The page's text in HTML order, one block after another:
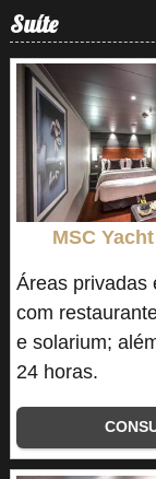
Suíte
MSC
Áreas privadas
com
e solarium;
24 horas.